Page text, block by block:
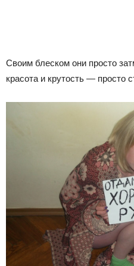
Своим блеском они просто
красота и крутость — просто